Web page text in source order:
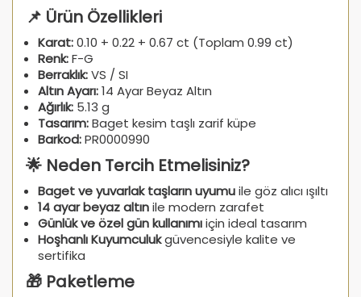
📌 Ürün Özellikleri
Karat:0.10 + 0.22 + 0.67 ct (Toplam 0.99 ct)
Renk:F-G
Berraklık:VS / SI
Altın Ayarı:14 Ayar Beyaz Altın
Ağırlık: 5.13 g
Tasarım:Baget kesim taşlı zarif küpe
Barkod:PR0000990
🌟 Neden Tercih Etmelisiniz?
Baget ve yuvarlak taşların uyumuile göz alıcı ışıltı
14 ayar beyaz altınile modern zarafet
Günlük ve özel gün kullanımıiçin ideal tasarım
Hoşhanlı Kuyumculukgüvencesiyle kalite ve
sertifika
🎁 Paketleme